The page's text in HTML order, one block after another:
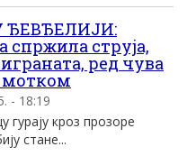
ЂЕВЂЕЛИЈИ:
спржила струја,
ред чува
мотком
- 18:19
гурају кроз прозоре
стане...